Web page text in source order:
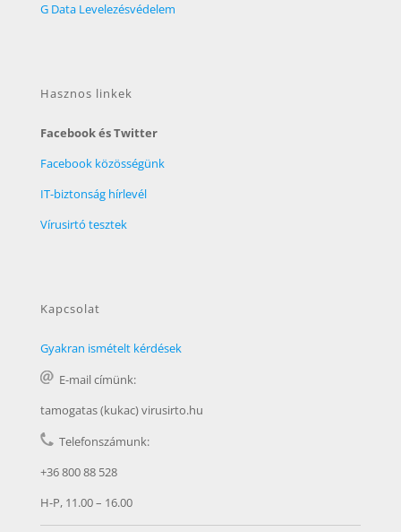
G Data Levelezésvédelem
Hasznos linkek
Facebook és Twitter
Facebook közösségünk
IT-biztonság hírlevél
Vírusirtó tesztek
Kapcsolat
Gyakran ismételt kérdések
E-mail címünk:
tamogatas (kukac) virusirto.hu
Telefonszámunk:
+36 800 88 528
H-P, 11.00 – 16.00